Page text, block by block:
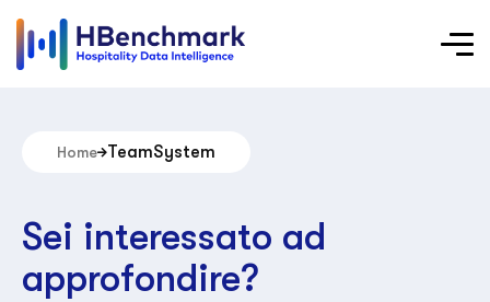
Home TeamSystem
Sei interessato ad
approfondire?